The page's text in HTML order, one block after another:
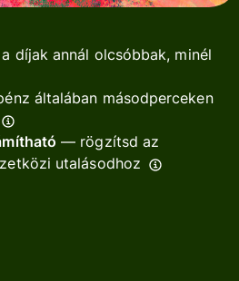
díjak annál olcsóbbak, minél
általában másodperceken
— rögzítsd az
utalásodhoz